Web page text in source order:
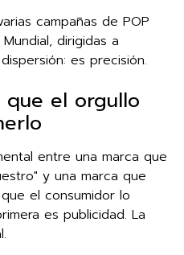
campañas de POP
dirigidas a
es precisión.
que el orgullo
entre una marca que
y una marca que
el consumidor lo
es publicidad. La